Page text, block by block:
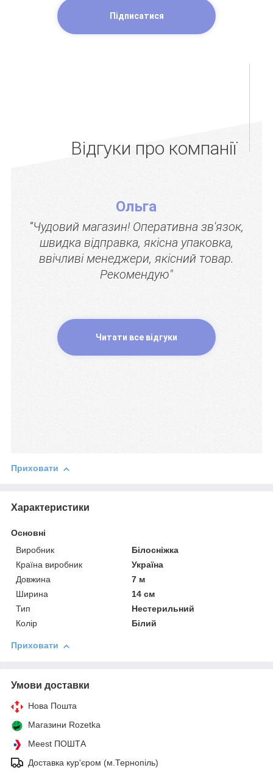
Підписатися
Відгуки про компанії
Ольга
“Чудовий магазин! Оперативна зв'язок,
швидка відправка, якісна упаковка,
ввічливі менеджери, якісний товар.
Рекомендую"
Читати все відгуки
Приховати
Характеристики
Основні
Виробник
Білосніжка
Країна виробник
Україна
Довжина
7 м
Ширина
14 см
Тип
Нестерильний
Колір
Білий
Приховати
Умови доставки
Нова Пошта
Магазини Rozetka
Meest ПОШТА
Доставка кур'єром (м.Тернопіль)